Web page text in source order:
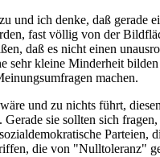
und ich denke, daß
fast völlig von der
daß es nicht einen
kleine Minderheit
machen.
und zu nichts führt,
sie sollten sich
die von "Nulltoleranz"